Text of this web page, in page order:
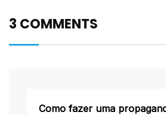
3 COMMENTS
Como fazer uma